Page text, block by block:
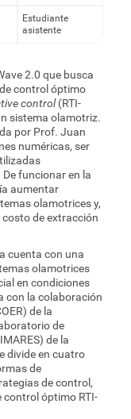
Estudiante
asistente
2.0 que busca
control óptimo
control(RTI-
sistema olamotriz.
por Prof. Juan
numéricas, ser
funcionar en la
aumentar
olamotrices y,
de extracción
cuenta con una
olamotrices
en condiciones
con la colaboración
de la
de
de la
divide en cuatro
de
de control,
control óptimo RTI-